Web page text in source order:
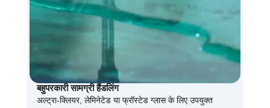
बहुपरकारी सामग्री हैंडलिंग
अल्ट्रा-क्लियर, लेमिनेटेड या फ्रॉस्टेड ग्लास के लिए उपयुक्त